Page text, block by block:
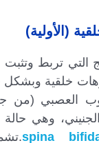
(الأولية)
التي تربط وتثبت
خلقية وبشكل
العصبي (من
الجنيني، وهي